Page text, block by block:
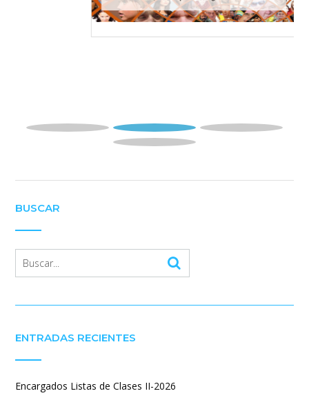
BUSCAR
ENTRADAS RECIENTES
Encargados Listas de Clases II-2026